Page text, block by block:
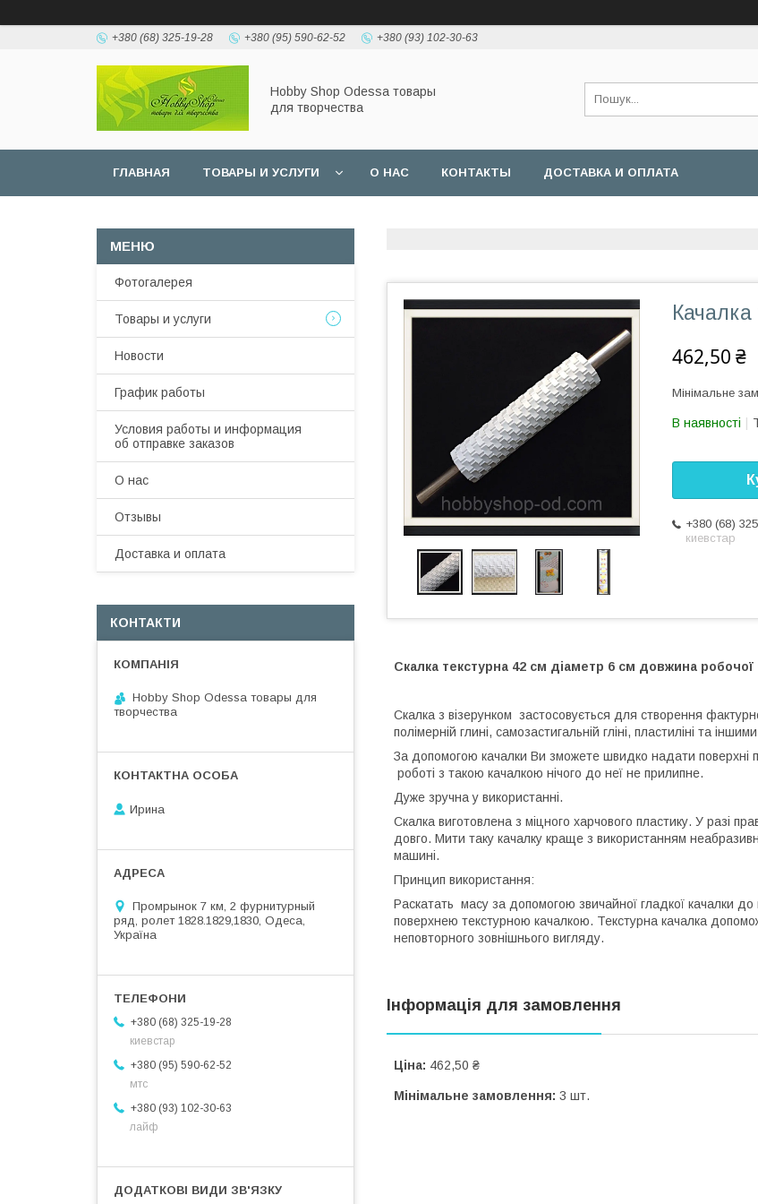
+380 (68) 325-19-28 +380 (95) 590-62-52 +380 (93) 102-30-63
Hobbу Shop Odessa товары
для творчества
ГЛАВНАЯ ТОВАРЫ И УСЛУГИ О НАС КОНТАКТЫ ДОСТАВКА И ОПЛАТА
462,50 ₴
Мінімальне
В наявності
+380 (68)
киевстар
Скалка текстурна 42 см діаметр 6 см довжина робочої
Скалка з візерунком застосовується для створення
полімерній глині, самозастигальній гліні, пластиліні та
За допомогою качалки Ви зможете швидко надати поверхні
роботі з такою качалкою нічого до неї не прилипне.
Дуже зручна у використанні.
Скалка виготовлена з міцного харчового пластику. У разі
довго. Мити таку качалку краще з використанням
машині.
Принцип використання:
Раскатать масу за допомогою звичайної гладкої качалки
поверхнею текстурною качалкою. Текстурна качалка
неповторного зовнішнього вигляду.
Інформація для замовлення
Ціна: 462,50 ₴
Мінімальне замовлення: 3 шт.
Фотогалерея
Товары и услуги
Новости
График работы
Условия работы и информация
об отправке заказов
О нас
Отзывы
Доставка и оплата
КОНТАКТИ
Hobby Shop Odessa товары для
творчества
Ирина
Промрынок 7 км, 2 фурнитурный
ряд, ролет 1828.1829,1830, Одеса,
Україна
+380 (68) 325-19-28
киевстар
+380 (95) 590-62-52
мтс
+380 (93) 102-30-63
лайф